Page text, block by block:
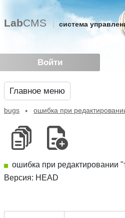
Войти
LabCMS система
Главное меню
bugs ошибка при
ошибка при редактировании
Версия: HEAD